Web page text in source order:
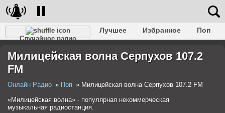
Случайное радио
Лучшее Избранное
Поп
Разговорное
Рэп Транс Дип-хаус
Фолк
Джаз
Милицейская волна Серпухов 107.2
FM
Онлайн Радио Поп
Милицейская волна Серпухов 107.2 FM
«Милицейская волна» - популярная некоммерческая
музыкальная радиостанция.